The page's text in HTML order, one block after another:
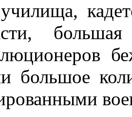
большое